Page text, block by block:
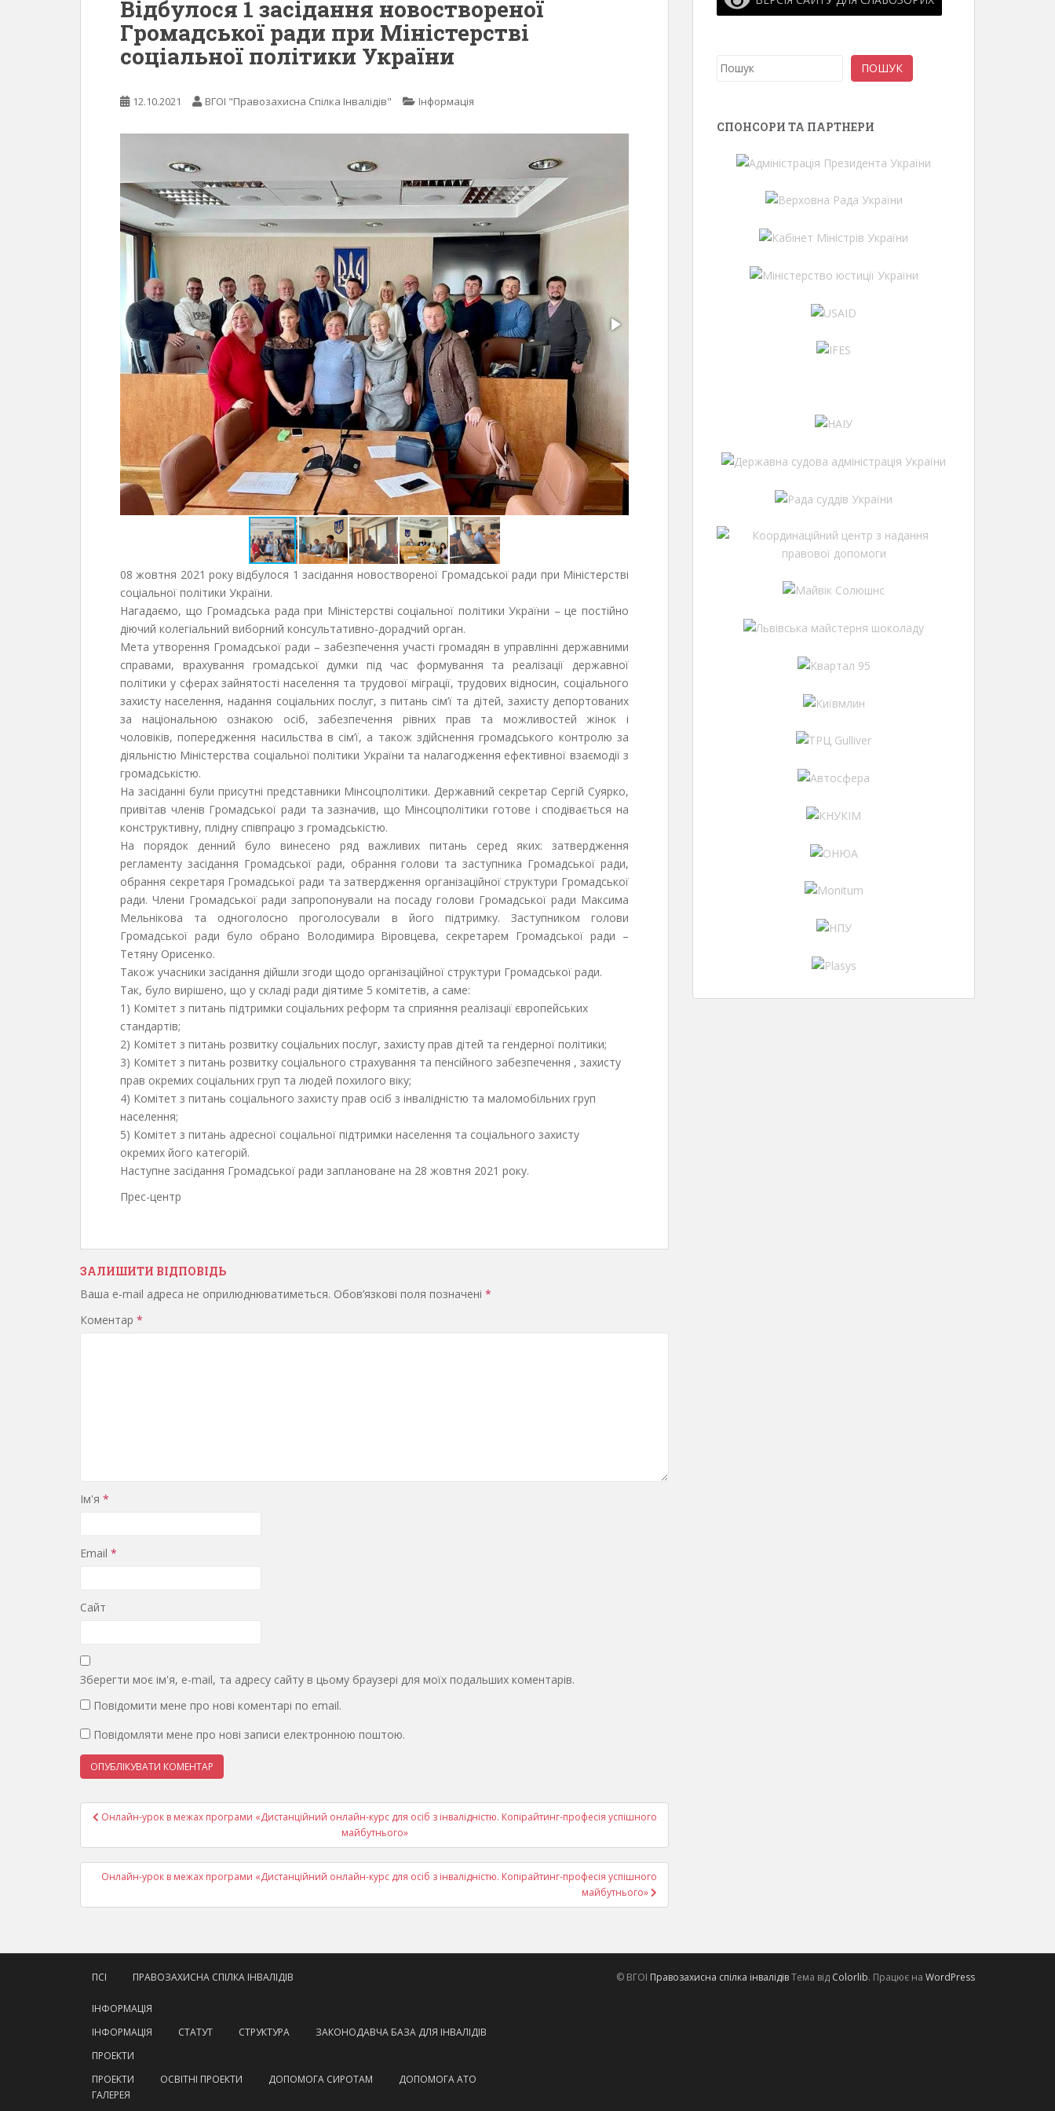
Відбулося 1 засідання новоствореної
Громадської ради при Міністерстві
соціальної політики України
12.10.2021 ВГОІ "Правозахисна Спілка Інвалідів" Інформація
08 жовтня 2021 року відбулося 1 засідання новоствореної Громадської ради при Міністерстві
соціальної політики України.
Нагадаємо, що Громадська рада при Міністерстві соціальної політики України – це постійно
діючий колегіальний виборний консультативно-дорадчий орган.
Мета утворення Громадської ради – забезпечення участі громадян в управлінні державними
справами, врахування громадської думки під час формування та реалізації державної
політики у сферах зайнятості населення та трудової міграції, трудових відносин, соціального
захисту населення, надання соціальних послуг, з питань сім’ї та дітей, захисту депортованих
за національною ознакою осіб, забезпечення рівних прав та можливостей жінок і
чоловіків, попередження насильства в сім’ї, а також здійснення громадського контролю за
діяльністю Міністерства соціальної політики України та налагодження ефективної взаємодії з
громадськістю.
На засіданні були присутні представники Мінсоцполітики. Державний секретар Сергій Суярко,
привітав членів Громадської ради та зазначив, що Мінсоцполітики готове і сподівається на
конструктивну, плідну співпрацю з громадськістю.
На порядок денний було винесено ряд важливих питань серед яких: затвердження
регламенту засідання Громадської ради, обрання голови та заступника Громадської ради,
обрання секретаря Громадської ради та затвердження організаційної структури Громадської
ради. Члени Громадської ради запропонували на посаду голови Громадської ради Максима
Мельнікова та одноголосно проголосували в його підтримку. Заступником голови
Громадської ради було обрано Володимира Віровцева, секретарем Громадської ради –
Тетяну Орисенко.
Також учасники засідання дійшли згоди щодо організаційної структури Громадської ради.
Так, було вирішено, що у складі ради діятиме 5 комітетів, а саме:
1) Комітет з питань підтримки соціальних реформ та сприяння реалізації європейських
стандартів;
2) Комітет з питань розвитку соціальних послуг, захисту прав дітей та гендерної політики;
3) Комітет з питань розвитку соціального страхування та пенсійного забезпечення , захисту
прав окремих соціальних груп та людей похилого віку;
4) Комітет з питань соціального захисту прав осіб з інвалідністю та маломобільних груп
населення;
5) Комітет з питань адресної соціальної підтримки населення та соціального захисту
окремих його категорій.
Наступне засідання Громадської ради заплановане на 28 жовтня 2021 року.
Прес-центр
ЗАЛИШИТИ ВІДПОВІДЬ
Ваша e-mail адреса не оприлюднюватиметься. Обов’язкові поля позначені *
Коментар *
Ім'я *
Email *
Сайт
Зберегти моє ім'я, e-mail, та адресу сайту в цьому браузері для моїх подальших коментарів.
Повідомити мене про нові коментарі по email.
Повідомляти мене про нові записи електронною поштою.
Навігація
Онлайн-урок в межах програми «Дистанційний онлайн-курс для осіб з інвалідністю. Копірайтинг-професія успішного
майбутнього»
Онлайн-урок в межах програми «Дистанційний онлайн-курс для осіб з інвалідністю. Копірайтинг-професія успішного
майбутнього»
Пошук ПОШУК
СПОНСОРИ ТА ПАРТНЕРИ
ПСІ ПРАВОЗАХИСНА СПІЛКА ІНВАЛІДІВ
ІНФОРМАЦІЯ
ІНФОРМАЦІЯ
СТАТУТ СТРУКТУРА
ЗАКОНОДАВЧА БАЗА ДЛЯ ІНВАЛІДІВ
ПРОЕКТИ
ПРОЕКТИ
ОСВІТНІ ПРОЕКТИ ДОПОМОГА СИРОТАМ
ДОПОМОГА АТО
ГАЛЕРЕЯ
© ВГОІ Правозахисна спілка інвалідівТема від Colorlib. Працює на WordPress